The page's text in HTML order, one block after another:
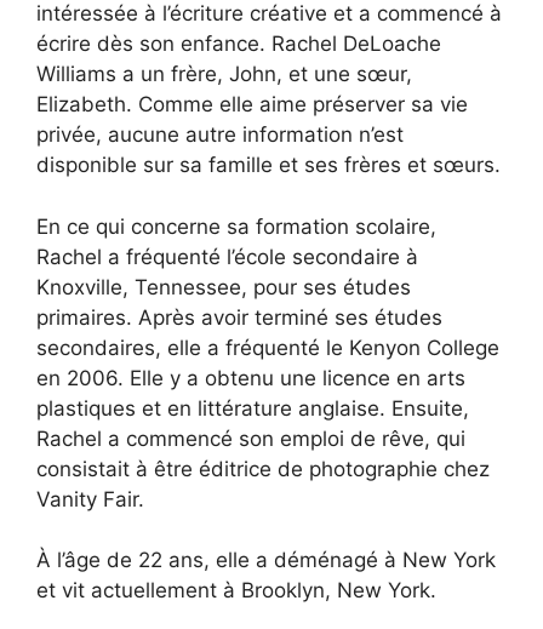
intéressée à l’écriture créative et a commencé à
écrire dès son enfance. Rachel DeLoache
Williams a un frère, John, et une sœur,
Elizabeth. Comme elle aime préserver sa vie
privée, aucune autre information n’est
disponible sur sa famille et ses frères et sœurs.
En ce qui concerne sa formation scolaire,
Rachel a fréquenté l’école secondaire à
Knoxville, Tennessee, pour ses études
primaires. Après avoir terminé ses études
secondaires, elle a fréquenté le Kenyon College
en 2006. Elle y a obtenu une licence en arts
plastiques et en littérature anglaise. Ensuite,
Rachel a commencé son emploi de rêve, qui
consistait à être éditrice de photographie chez
Vanity Fair.
À l’âge de 22 ans, elle a déménagé à New York
et vit actuellement à Brooklyn, New York.